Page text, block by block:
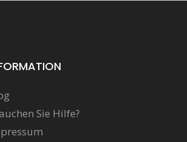
Sie Hilfe?